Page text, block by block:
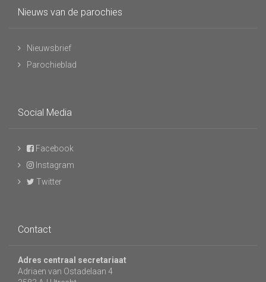
Nieuws van de parochies
Nieuwsbrief
Parochieblad
Social Media
Facebook
Instagram
Twitter
Contact
Adres centraal secretariaat
Adriaen van Ostadelaan 4